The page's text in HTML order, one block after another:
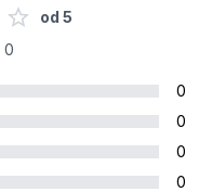
od 5
0
0
0
0
0